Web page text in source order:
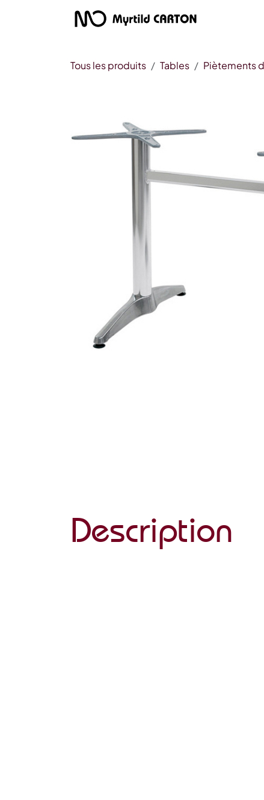
Tous les produits Tables Piètements
Description